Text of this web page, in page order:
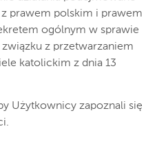
prawem polskim i prawem
ogólnym w sprawie
z przetwarzaniem
katolickim z dnia 13
Użytkownicy zapoznali się